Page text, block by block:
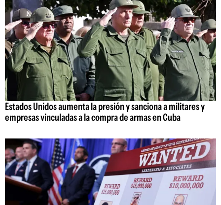
Estados Unidos aumenta la presión y sanciona a militares y
empresas vinculadas a la compra de armas en Cuba